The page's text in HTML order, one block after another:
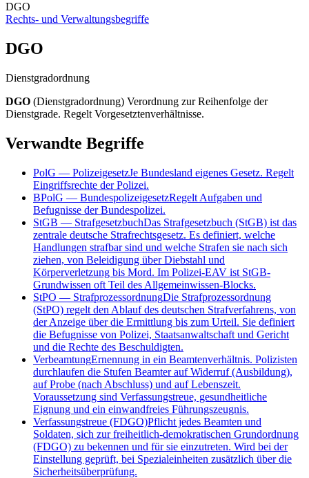
DGO
Rechts- und Verwaltungsbegriffe
DGO
Dienstgradordnung
DGO (Dienstgradordnung) Verordnung zur Reihenfolge der
Dienstgrade. Regelt Vorgesetztenverhältnisse.
Verwandte Begriffe
PolG — PolizeigesetzJe Bundesland eigenes Gesetz. Regelt
Eingriffsrechte der Polizei.
BPolG — BundespolizeigesetzRegelt Aufgaben und
Befugnisse der Bundespolizei.
StGB — StrafgesetzbuchDas Strafgesetzbuch (StGB) ist das
zentrale deutsche Strafrechtsgesetz. Es definiert, welche
Handlungen strafbar sind und welche Strafen sie nach sich
ziehen, von Beleidigung über Diebstahl und
Körperverletzung bis Mord. Im Polizei-EAV ist StGB-
Grundwissen oft Teil des Allgemeinwissen-Blocks.
StPO — StrafprozessordnungDie Strafprozessordnung
(StPO) regelt den Ablauf des deutschen Strafverfahrens, von
der Anzeige über die Ermittlung bis zum Urteil. Sie definiert
die Befugnisse von Polizei, Staatsanwaltschaft und Gericht
und die Rechte des Beschuldigten.
VerbeamtungErnennung in ein Beamtenverhältnis. Polizisten
durchlaufen die Stufen Beamter auf Widerruf (Ausbildung),
auf Probe (nach Abschluss) und auf Lebenszeit.
Voraussetzung sind Verfassungstreue, gesundheitliche
Eignung und ein einwandfreies Führungszeugnis.
Verfassungstreue (FDGO)Pflicht jedes Beamten und
Soldaten, sich zur freiheitlich-demokratischen Grundordnung
(FDGO) zu bekennen und für sie einzutreten. Wird bei der
Einstellung geprüft, bei Spezialeinheiten zusätzlich über die
Sicherheitsüberprüfung.